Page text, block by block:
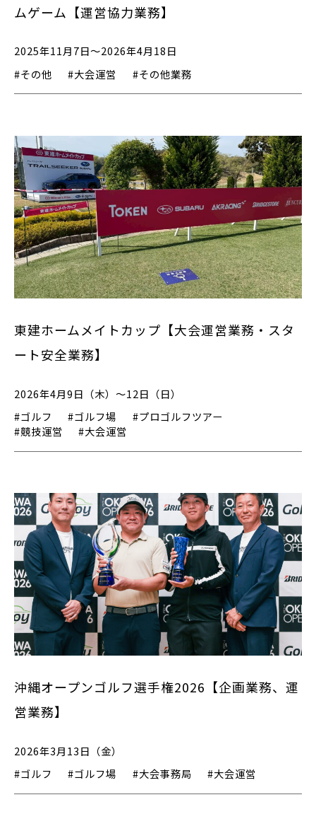
ムゲーム【運営協力業務】
2025年11月7日～2026年4月18日
#その他
#大会運営 #その他業務
東建ホームメイトカップ【大会運営業務・スタ
ート安全業務】
2026年4月9日（木）～12日（日）
#ゴルフ
#ゴルフ場
#プロゴルフツアー
#競技運営
#大会運営
沖縄オープンゴルフ選手権2026【企画業務、運
営業務】
2026年3月13日（金）
#ゴルフ
#ゴルフ場 #大会事務局 #大会運営